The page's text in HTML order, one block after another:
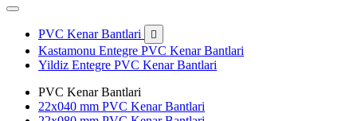
PVC Kenar Bantlari 
Kastamonu Entegre PVC Kenar Bantlari
Yildiz Entegre PVC Kenar Bantlari
PVC Kenar Bantlari
22x040 mm PVC Kenar Bantlari